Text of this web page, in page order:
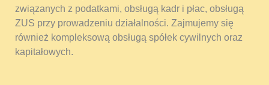
związanych z podatkami, obsługą kadr i płac, obsługą
ZUS przy prowadzeniu działalności. Zajmujemy się
również kompleksową obsługą spółek cywilnych oraz
kapitałowych.